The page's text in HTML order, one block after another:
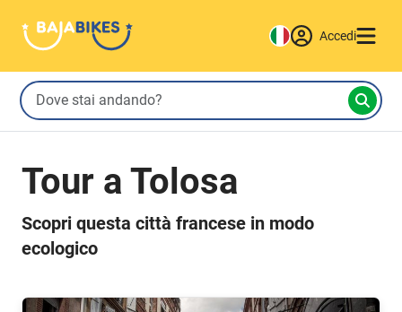
Accedi
Tour a Tolosa
Scopri questa città francese in modo
ecologico